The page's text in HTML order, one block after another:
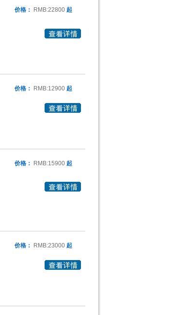
价格： RMB:22800 起
价格：
RMB:12900 起
价格：
RMB:15900 起
价格：
RMB:23000 起